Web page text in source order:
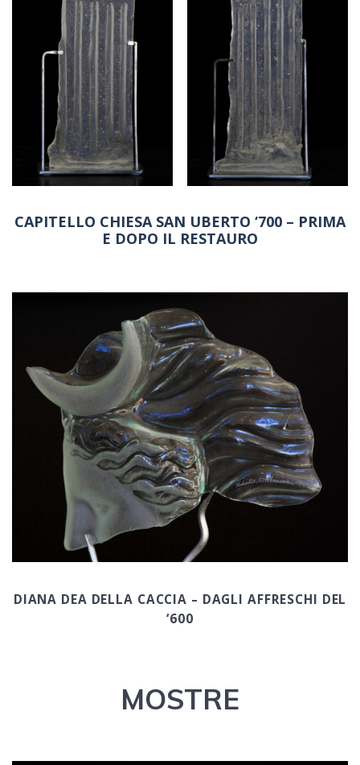
CAPITELLO CHIESA SAN UBERTO ‘700 – PRIMA
E DOPO IL RESTAURO
DIANA DEA DELLA CACCIA – DAGLI AFFRESCHI DEL
‘600
MOSTRE